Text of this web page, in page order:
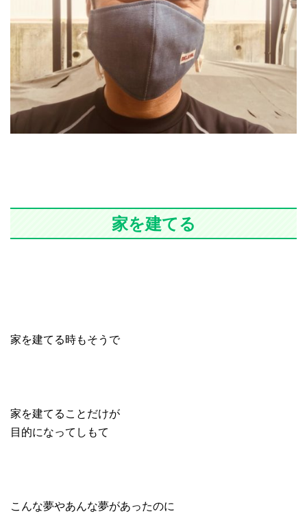
家を建てる
家を建てる時もそうで
家を建てることだけが
目的になってしもて
こんな夢やあんな夢があったのに